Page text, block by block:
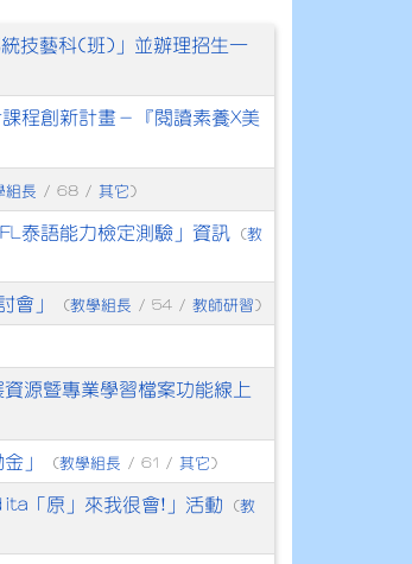
技藝科(班)」並辦理招生一
程創新計畫－『閱讀素養X美
組長 / 68 / 其它 )
泰語能力檢定測驗」資訊 (教
會」 (教學組長 / 54 / 教師研習 )
源暨專業學習檔案功能線上
」 (教學組長 / 61 / 其它 )
ita「原」來我很會!」活動 (教